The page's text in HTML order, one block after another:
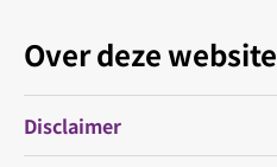
Over deze website
Disclaimer